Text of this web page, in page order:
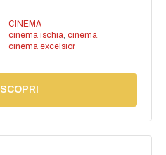
CINEMA
cinema ischia, cinema,
cinema excelsior
SCOPRI